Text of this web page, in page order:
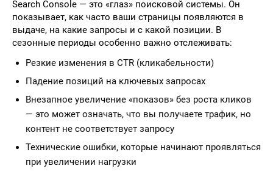
Search Console — это «глаз» поисковой системы. Он
показывает, как часто ваши страницы появляются в
выдаче, на какие запросы и с какой позиции. В
сезонные периоды особенно важно отслеживать:
Резкие изменения в CTR (кликабельности)
Падение позиций на ключевых запросах
Внезапное увеличение «показов» без роста кликов
— это может означать, что вы получаете трафик, но
контент не соответствует запросу
Технические ошибки, которые начинают проявляться
при увеличении нагрузки